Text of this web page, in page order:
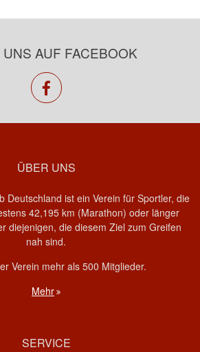
AUF FACEBOOK
facebook
ÜBER UNS
Deutschland ist ein Verein für Sportler, die
42,195 km (Marathon) oder länger
diejenigen, die diesem Ziel zum Greifen
nah sind.
Verein mehr als 500 Mitglieder.
Mehr
SERVICE